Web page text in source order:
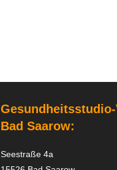
Bad Saarow:
Seestraße 4a